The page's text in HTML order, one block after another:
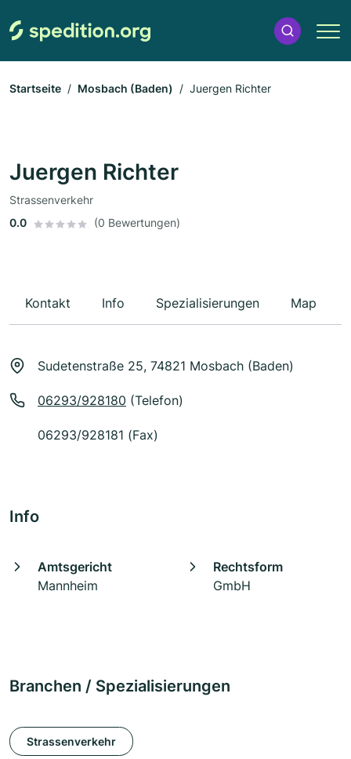
Startseite Mosbach (Baden) Juergen Richter
Juergen Richter
Strassenverkehr
0.0
(0 Bewertungen)
Kontakt Info Spezialisierungen Map
Sudetenstraße 25, 74821 Mosbach (Baden)
06293/928180 (Telefon)
06293/928181 (Fax)
Info
Amtsgericht
Mannheim
Rechtsform
GmbH
Branchen / Spezialisierungen
Strassenverkehr